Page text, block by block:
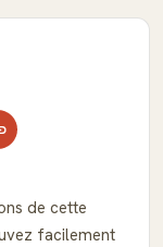
de cette
facilement